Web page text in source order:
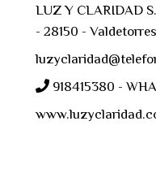
LUZ Y CLARIDAD
- 28150 -
918415380 -